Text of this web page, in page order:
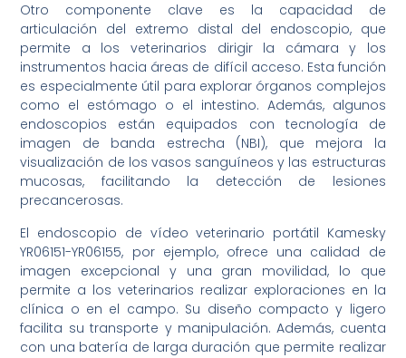
Otro componente clave es la capacidad de
articulación del extremo distal del endoscopio, que
permite a los veterinarios dirigir la cámara y los
instrumentos hacia áreas de difícil acceso. Esta función
es especialmente útil para explorar órganos complejos
como el estómago o el intestino. Además, algunos
endoscopios están equipados con tecnología de
imagen de banda estrecha (NBI), que mejora la
visualización de los vasos sanguíneos y las estructuras
mucosas, facilitando la detección de lesiones
precancerosas.
El endoscopio de vídeo veterinario portátil Kamesky
YR06151-YR06155, por ejemplo, ofrece una calidad de
imagen excepcional y una gran movilidad, lo que
permite a los veterinarios realizar exploraciones en la
clínica o en el campo. Su diseño compacto y ligero
facilita su transporte y manipulación. Además, cuenta
con una batería de larga duración que permite realizar